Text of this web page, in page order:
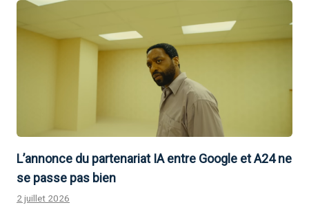
L’annonce du partenariat IA entre Google et A24 ne
se passe pas bien
2 juillet 2026